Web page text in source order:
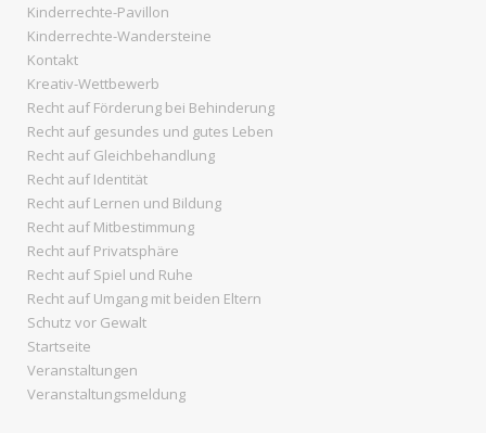
Kinderrechte-Pavillon
Kinderrechte-Wandersteine
Kontakt
Kreativ-Wettbewerb
Recht auf Förderung bei Behinderung
Recht auf gesundes und gutes Leben
Recht auf Gleichbehandlung
Recht auf Identität
Recht auf Lernen und Bildung
Recht auf Mitbestimmung
Recht auf Privatsphäre
Recht auf Spiel und Ruhe
Recht auf Umgang mit beiden Eltern
Schutz vor Gewalt
Startseite
Veranstaltungen
Veranstaltungsmeldung